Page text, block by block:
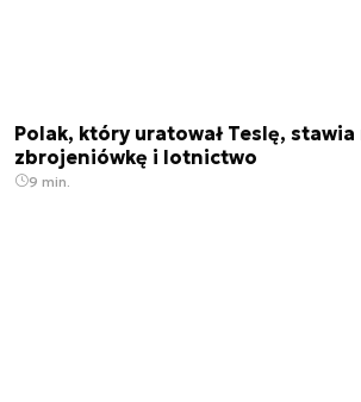
Polak, który uratował Teslę,
zbrojeniówkę i lotnictwo
9 min.